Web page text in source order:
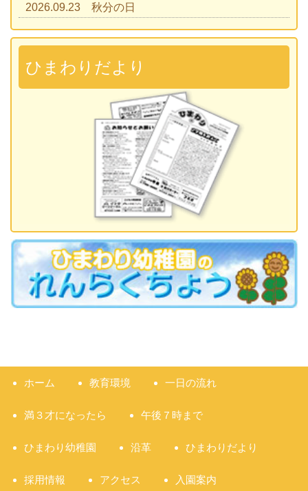
2026.09.23 秋分の日
2026.09.28 運動会
準備説明会
ひまわりだより
ホーム 教育環境 一日の流れ
満３才になったら 午後７時まで
ひまわり幼稚園 沿革 ひまわりだより
採用情報 アクセス 入園案内